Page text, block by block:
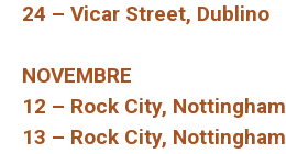
24 – Vicar Street, Dublino
NOVEMBRE
12 – Rock City, Nottingham
13 – Rock City, Nottingham